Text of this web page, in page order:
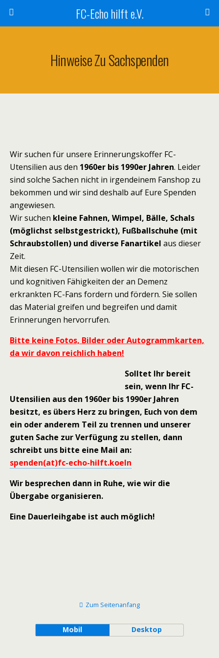
FC-Echo hilft e.V.
Hinweise Zu Sachspenden
Wir suchen für unsere Erinnerungskoffer FC-
Utensilien aus den 1960er bis 1990er Jahren. Leider
sind solche Sachen nicht in irgendeinem Fanshop zu
bekommen und wir sind deshalb auf Eure Spenden
angewiesen.
Wir suchen kleine Fahnen, Wimpel, Bälle, Schals
(möglichst selbstgestrickt), Fußballschuhe (mit
Schraubstollen) und diverse Fanartikel aus dieser
Zeit.
Mit diesen FC-Utensilien wollen wir die motorischen
und kognitiven Fähigkeiten der an Demenz
erkrankten FC-Fans fordern und fördern. Sie sollen
das Material greifen und begreifen und damit
Erinnerungen hervorrufen.
Bitte keine Fotos, Bilder oder Autogrammkarten,
da wir davon reichlich haben!
Solltet Ihr bereit
sein, wenn Ihr FC-
Utensilien aus den 1960er bis 1990er Jahren
besitzt, es übers Herz zu bringen, Euch von dem
ein oder anderem Teil zu trennen und unserer
guten Sache zur Verfügung zu stellen, dann
schreibt uns bitte eine Mail an:
spenden(at)fc-echo-hilft.koeln
Wir besprechen dann in Ruhe, wie wir die
Übergabe organisieren.
Eine Dauerleihgabe ist auch möglich!
Zum Seitenanfang
Mobil Desktop